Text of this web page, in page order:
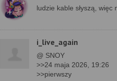
ludzie kable słyszą,
i_live_again
@ SNOY
>>24 maja 2026, 19:26
>>pierwszy